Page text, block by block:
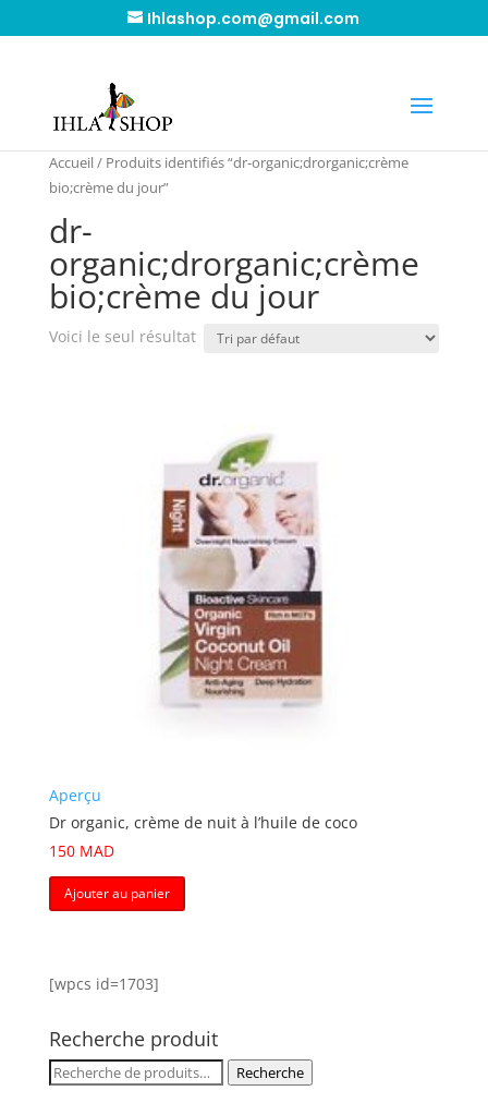
Ihlashop.com@gmail.com
Accueil/ Produits identifiés “dr-organic;drorganic;crème
bio;crème du jour”
dr-
organic;drorganic;crème
bio;crème du jour
Voici le seul résultat
Aperçu
Dr organic, crème de nuit à l’huile de coco
150 MAD
Ajouter au panier
[wpcs id=1703]
Recherche produit
Recherche
Recherche